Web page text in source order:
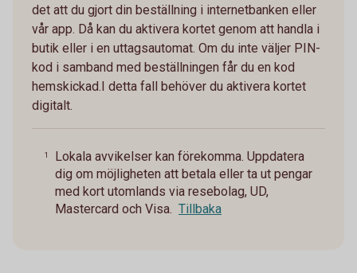
det att du gjort din beställning i internetbanken eller
vår app. Då kan du aktivera kortet genom att handla i
butik eller i en uttagsautomat. Om du inte väljer PIN-
kod i samband med beställningen får du en kod
hemskickad.I detta fall behöver du aktivera kortet
digitalt.
1
Lokala avvikelser kan förekomma. Uppdatera
dig om möjligheten att betala eller ta ut pengar
med kort utomlands via resebolag, UD,
Mastercard och Visa. Tillbaka